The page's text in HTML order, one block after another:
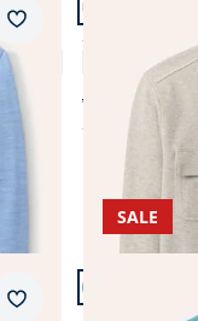
MerkzettelSweatjacke
ab € 89,99
ab € 49,99
Merkzettel
Artikel 18
SALE
Polo-